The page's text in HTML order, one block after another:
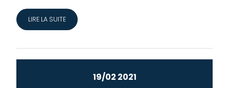
LIRE LA SUITE
19/02 2021